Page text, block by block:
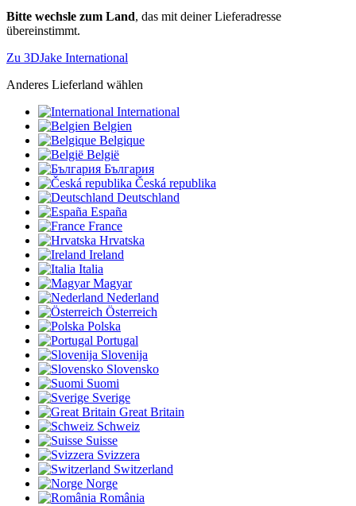
Bitte wechsle zum Land, das mit deiner Lieferadresse
übereinstimmt.
Zu 3DJake International
Anderes Lieferland wählen
International
Belgien
Belgique
België
България
Česká republika
Deutschland
España
France
Hrvatska
Ireland
Italia
Magyar
Nederland
Österreich
Polska
Portugal
Slovenija
Slovensko
Suomi
Sverige
Great Britain
Schweiz
Suisse
Svizzera
Switzerland
Norge
România